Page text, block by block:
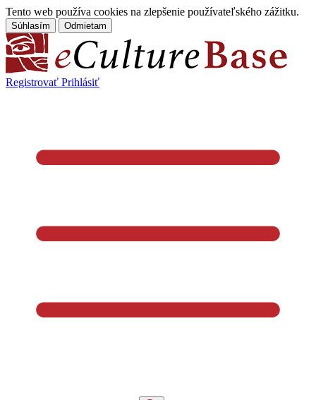
Tento web používa cookies na zlepšenie používateľského zážitku.
Súhlasím Odmietam
Registrovať Prihlásiť